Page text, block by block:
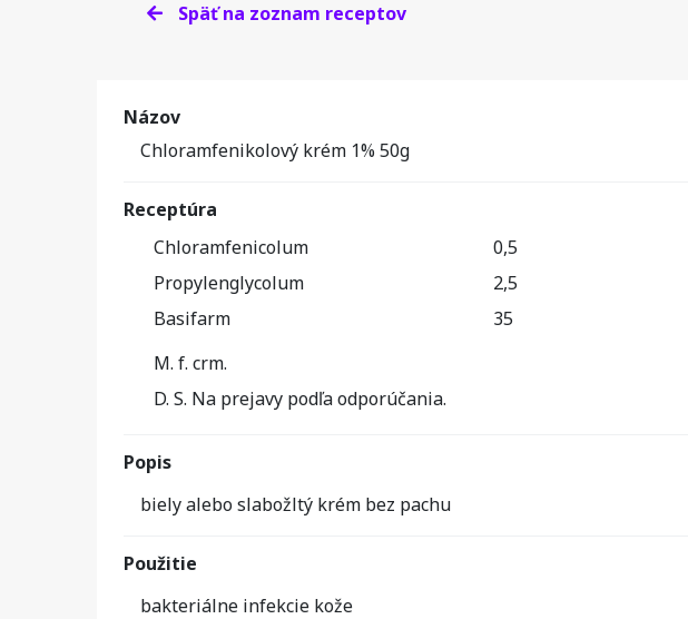
Späť na zoznam receptov
Názov
Chloramfenikolový krém 1% 50g
Receptúra
Chloramfenicolum
0,5
Propylenglycolum
2,5
Basifarm
35
M. f. crm.
D. S. Na prejavy podľa odporúčania.
Popis
biely alebo slabožltý krém bez pachu
Použitie
bakteriálne infekcie kože